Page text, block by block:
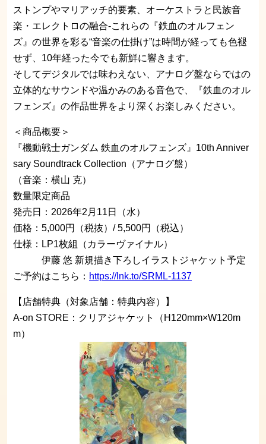
ストンプやマリアッチ的要素、オーケストラと民族音
楽・エレクトロの融合‐これらの『鉄血のオルフェン
ズ』の世界を彩る“音楽の仕掛け”は時間が経っても色褪
せず、10年経った今でも新鮮に響きます。
そしてデジタルでは味わえない、アナログ盤ならではの
立体的なサウンドや温かみのある音色で、『鉄血のオル
フェンズ』の作品世界をより深くお楽しみください。
＜商品概要＞
『機動戦士ガンダム 鉄血のオルフェンズ』10th Anniver
sary Soundtrack Collection（アナログ盤）
（音楽：横山 克）
数量限定商品
発売日：2026年2月11日（水）
価格：5,000円（税抜）/ 5,500円（税込）
仕様：LP1枚組（カラーヴァイナル）
伊藤 悠 新規描き下ろしイラストジャケット予定
ご予約はこちら： https://lnk.to/SRML-1137
【店舗特典（対象店舗：特典内容）】
A-on STORE：クリアジャケット（H120mm×W120m
m）